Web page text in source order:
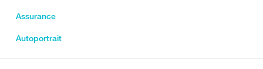
Assurance
Autoportrait